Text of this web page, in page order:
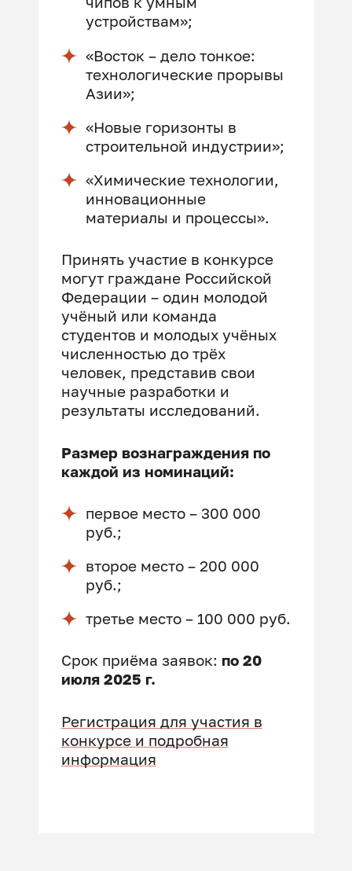
устройствам»;
«Восток – дело тонкое:
технологические прорывы
Азии»;
«Новые горизонты в
строительной индустрии»;
«Химические технологии,
инновационные
материалы и процессы».
Принять участие в конкурсе
могут граждане Российской
Федерации – один молодой
учёный или команда
студентов и молодых учёных
численностью до трёх
человек, представив свои
научные разработки и
результаты исследований.
Размер вознаграждения по
каждой из номинаций:
первое место – 300 000
руб.;
второе место – 200 000
руб.;
третье место – 100 000 руб.
Срок приёма заявок: по 20
июля 2025 г.
Регистрация для участия в
конкурсе и подробная
информация